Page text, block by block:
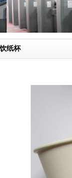
纸杯
塑料刀叉勺
纸杯